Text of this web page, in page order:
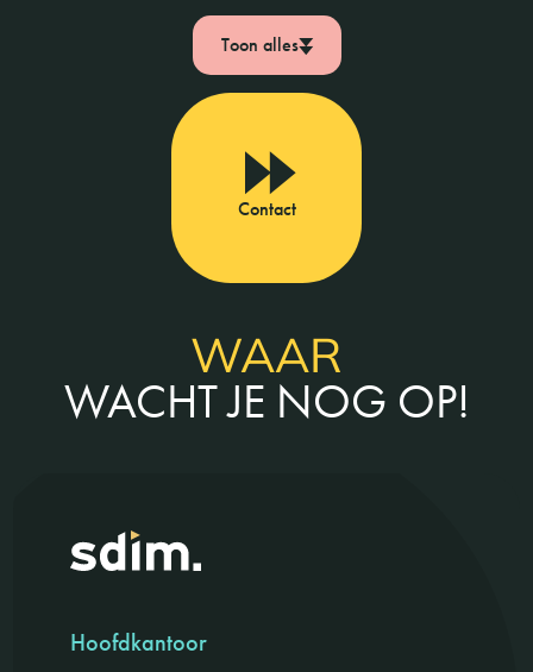
Toon alles
Contact
WAAR
WACHT JE NOG OP!
Hoofdkantoor